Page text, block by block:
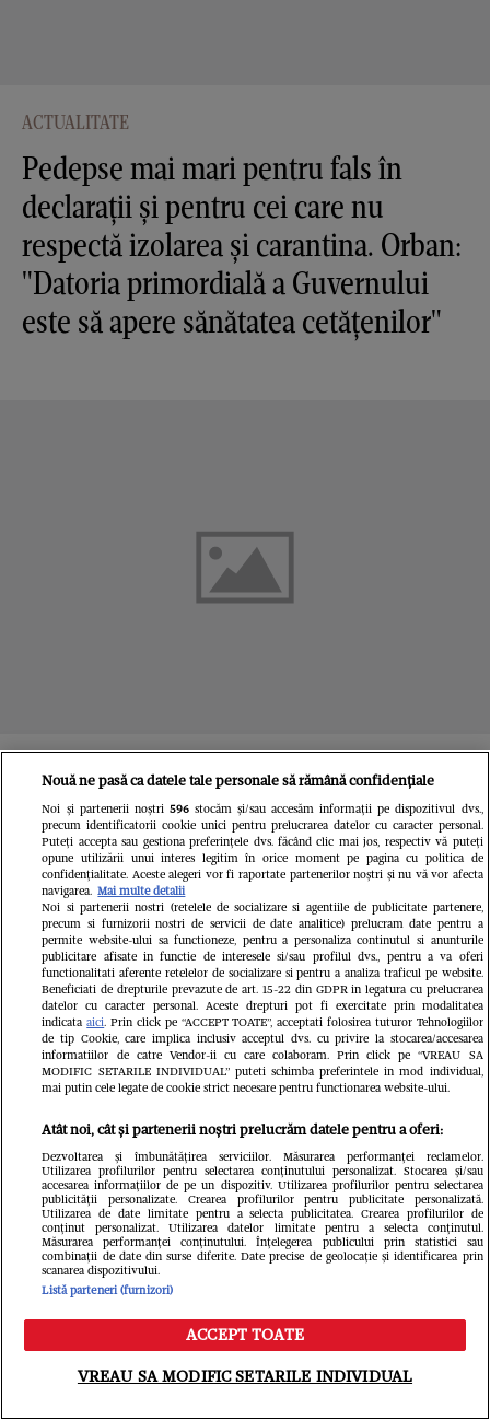
ACTUALITATE
Pedepse mai mari pentru fals în
declarații și pentru cei care nu
respectă izolarea și carantina. Orban:
"Datoria primordială a Guvernului
este să apere sănătatea cetăţenilor"
ACTUALITATE
Grecia interzice concedierile, în
timpul crizei COVID-19 și va plăti
800 de euro, în aprilie, cetățenilor
care nu pot merge la lucru
ACTUALITATE
Nouă ne pasă ca datele tale personale să rămână confidențiale
Noi și partenerii noștri 596stocăm și/sau accesăm informații pe dispozitivul dvs.,
precum identificatorii cookie unici pentru prelucrarea datelor cu caracter personal.
Puteți accepta sau gestiona preferințele dvs. făcând clic mai jos, respectiv vă puteți
opune utilizării unui interes legitim în orice moment pe pagina cu politica de
confidențialitate. Aceste alegeri vor fi raportate partenerilor noștri și nu vă vor afecta
navigarea. Mai multe detalii
Noi si partenerii nostri (retelele de socializare si agentiile de publicitate partenere,
precum si furnizorii nostri de servicii de date analitice) prelucram date pentru a
permite website-ului sa functioneze, pentru a personaliza continutul si anunturile
publicitare afisate in functie de interesele si/sau profilul dvs., pentru a va oferi
functionalitati aferente retelelor de socializare si pentru a analiza traficul pe website.
Beneficiati de drepturile prevazute de art. 15-22 din GDPR in legatura cu prelucrarea
datelor cu caracter personal. Aceste drepturi pot fi exercitate prin modalitatea
indicataaici. Prin click pe “ACCEPT TOATE”, acceptati folosirea tuturor Tehnologiilor
de tip Cookie, care implica inclusiv acceptul dvs. cu privire la stocarea/accesarea
informatiilor de catre Vendor-ii cu care colaboram. Prin click pe “VREAU SA
MODIFIC SETARILE INDIVIDUAL” puteti schimba preferintele in mod individual,
mai putin cele legate de cookie strict necesare pentru functionarea website-ului.
Atât noi, cât și partenerii noștri prelucrăm datele pentru a oferi:
Dezvoltarea și îmbunătățirea serviciilor. Măsurarea performanței reclamelor.
Utilizarea profilurilor pentru selectarea conținutului personalizat. Stocarea și/sau
accesarea informațiilor de pe un dispozitiv. Utilizarea profilurilor pentru selectarea
publicității personalizate. Crearea profilurilor pentru publicitate personalizată.
Utilizarea de date limitate pentru a selecta publicitatea. Crearea profilurilor de
conținut personalizat. Utilizarea datelor limitate pentru a selecta conținutul.
Măsurarea performanței conținutului. Înțelegerea publicului prin statistici sau
combinații de date din surse diferite. Date precise de geolocație și identificarea prin
scanarea dispozitivului.
Listă parteneri (furnizori)
ACCEPT TOATE
VREAU SA MODIFIC SETARILE INDIVIDUAL